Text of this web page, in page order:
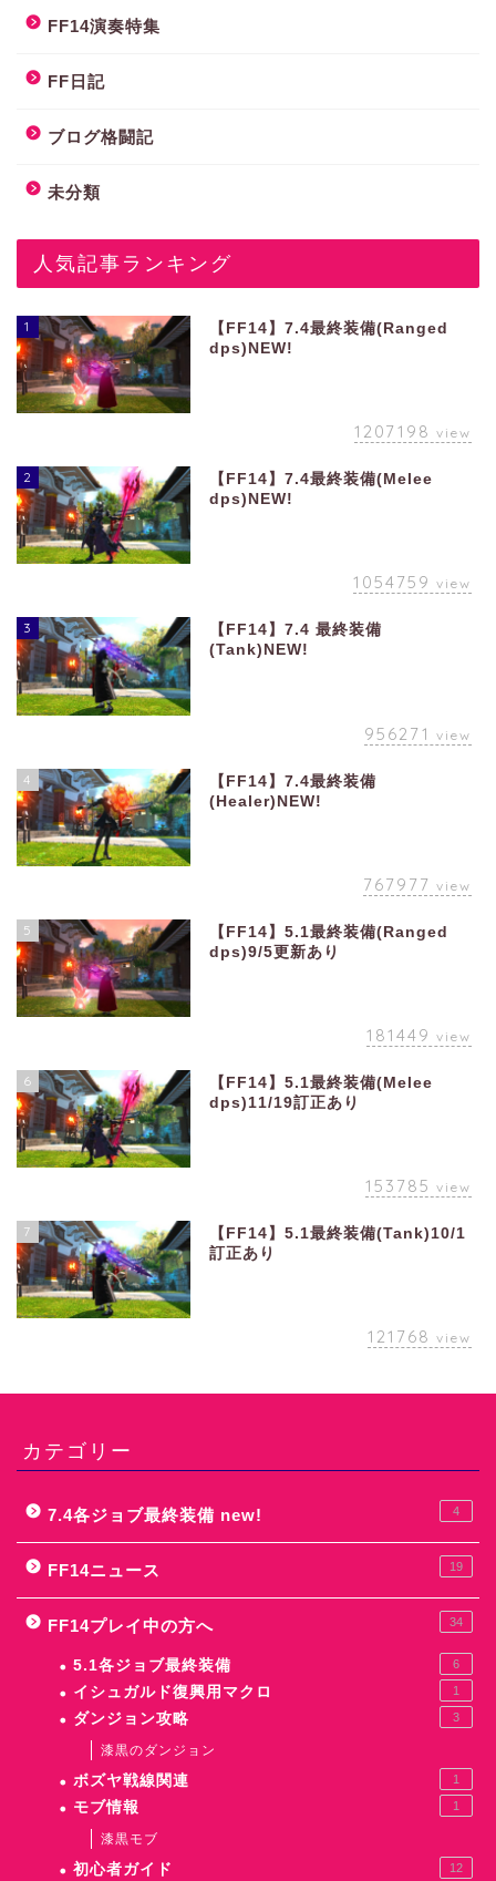
FF14演奏特集
FF日記
ブログ格闘記
未分類
人気記事ランキング
1
【FF14】7.4最終装備(Ranged
dps)NEW!
1207198 view
2
【FF14】7.4最終装備(Melee
dps)NEW!
1054759 view
3
【FF14】7.4 最終装備
(Tank)NEW!
956271 view
4
【FF14】7.4最終装備
(Healer)NEW!
767977 view
5
【FF14】5.1最終装備(Ranged
dps)9/5更新あり
181449 view
6
【FF14】5.1最終装備(Melee
dps)11/19訂正あり
153785 view
7
【FF14】5.1最終装備(Tank)10/1
訂正あり
121768 view
カテゴリー
7.4各ジョブ最終装備 new! 4
FF14ニュース 19
FF14プレイ中の方へ 34
5.1各ジョブ最終装備 6
イシュガルド復興用マクロ 1
ダンジョン攻略 3
漆黒のダンジョン
ボズヤ戦線関連 1
モブ情報 1
漆黒モブ
初心者ガイド 12